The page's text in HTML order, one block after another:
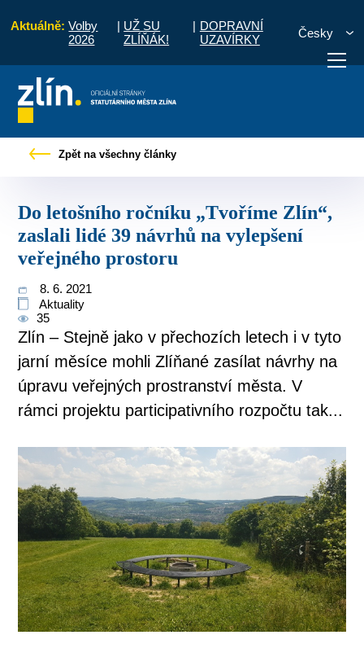
Aktuálně: Volby
2026
| UŽ SU
ZLÍŇÁK!
| DOPRAVNÍ
UZAVÍRKY
Česky
vyřídit Potřebuji zaplatit
Zpět na všechny články
Do letošního ročníku „Tvoříme Zlín“,
zaslali lidé 39 návrhů na vylepšení
veřejného prostoru
8. 6. 2021
Aktuality
35
Zlín – Stejně jako v přechozích letech i v tyto
jarní měsíce mohli Zlíňané zasílat návrhy na
úpravu veřejných prostranství města. V
rámci projektu participativního rozpočtu tak...